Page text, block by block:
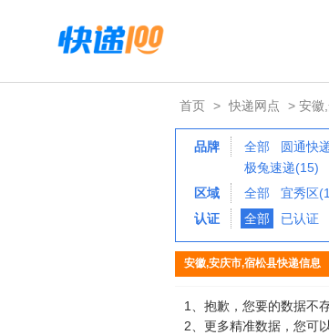
首页 > 快递网点 > 安徽
品牌 全部 圆通快
极兔速递(15)
区域
全部 宜秀区
认证
全部 已认证
安徽,安庆市,宿松县快递信息
1、抱歉，您要的数据不
2、更多精准数据，您可